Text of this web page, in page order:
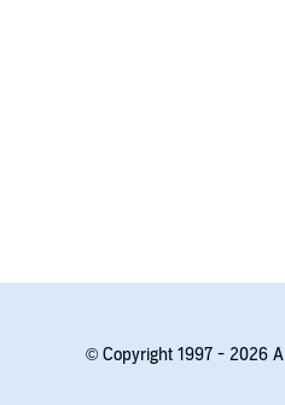
© Copyright 1997 - 2026